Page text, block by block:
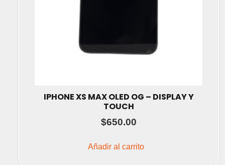
IPHONE XS MAX OLED OG – DISPLAY Y
TOUCH
$650.00
Añadir al carrito